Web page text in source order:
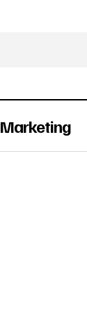
Marketing